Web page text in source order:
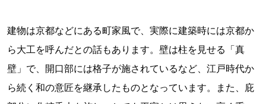
建物は京都などにある町家風で、実際に建築時には京都か
ら大工を呼んだとの話もあります。壁は柱を見せる「真
壁」で、開口部には格子が施されているなど、江戸時代か
ら続く和の意匠を継承したものとなっています。また、庇